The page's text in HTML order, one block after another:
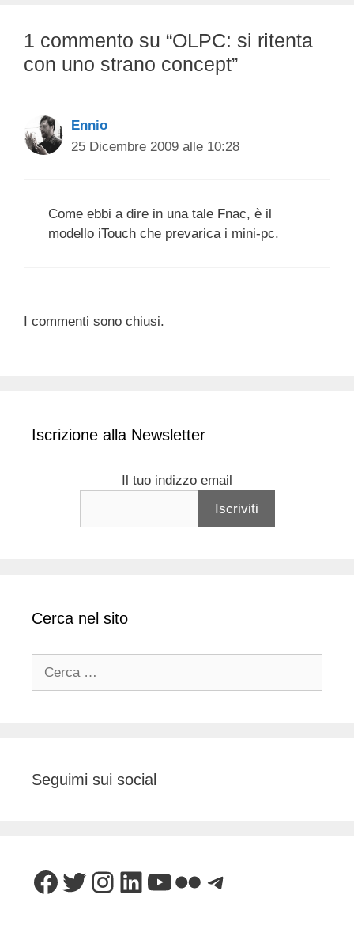
1 commento su “OLPC: si ritenta
con uno strano concept”
Ennio
25 Dicembre 2009 alle 10:28
Come ebbi a dire in una tale Fnac, è il
modello iTouch che prevarica i mini-pc.
I commenti sono chiusi.
Iscrizione alla Newsletter
Il tuo indizzo email
Cerca nel sito
Seguimi sui social
Facebook
Twitter
Instagram
LinkedIn
YouTube
FlickrTelegram